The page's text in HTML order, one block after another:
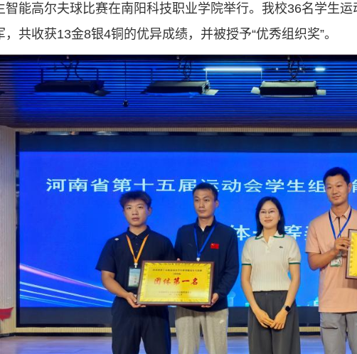
智能高尔夫球比赛在南阳科技职业学院举行。我校36名学生
，共收获13金8银4铜的优异成绩，并被授予“优秀组织奖”。